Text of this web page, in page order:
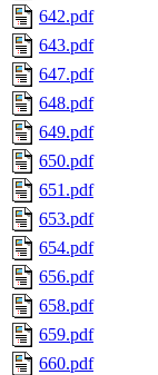
642.pdf
643.pdf
647.pdf
648.pdf
649.pdf
650.pdf
651.pdf
653.pdf
654.pdf
656.pdf
658.pdf
659.pdf
660.pdf